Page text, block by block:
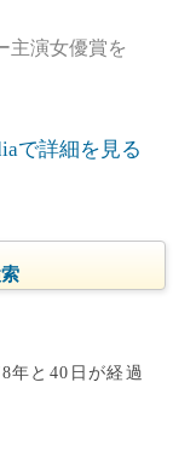
主演女優賞を
で詳細を見る
年と40日が経過